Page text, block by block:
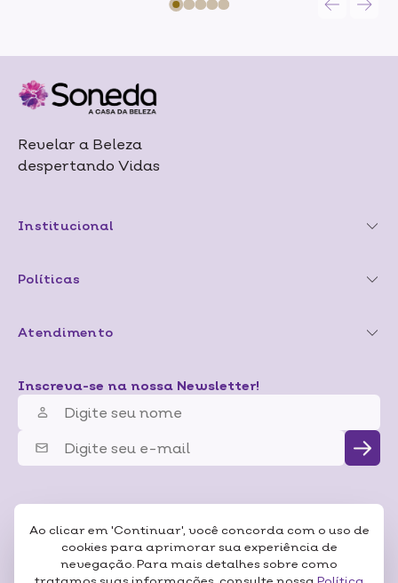
Ao clicar em 'Continuar', você concorda com o uso de
cookies para aprimorar sua experiência de
nevegação. Para mais detalhes sobre como
Revelar a Beleza
despertando Vidas
Institucional
Políticas
Atendimento
Inscreva-se na nossa Newsletter!